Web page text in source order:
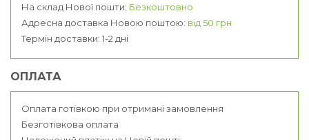
На склад Нової пошти: Безкоштовно
Адресна доставка Новою поштою: від 50 грн
Термін доставки: 1-2 дні
ОПЛАТА
Оплата готівкою при отримані замовлення
Безготівкова оплата